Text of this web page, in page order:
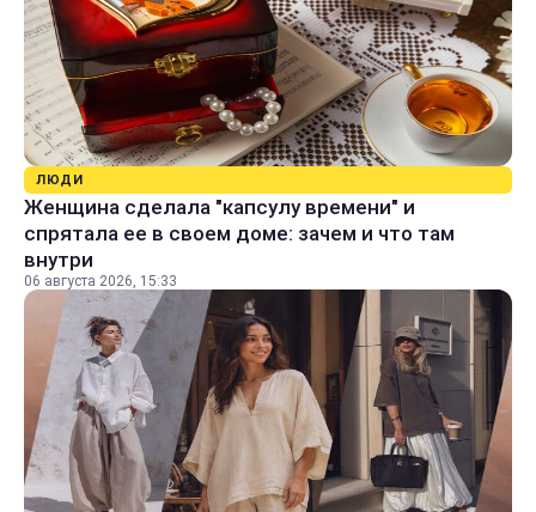
ЛЮДИ
Женщина сделала "капсулу времени" и
спрятала ее в своем доме: зачем и что там
внутри
06 августа 2026, 15:33